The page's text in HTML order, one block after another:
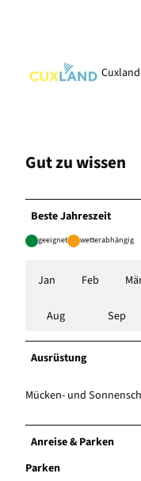
Gut zu wissen
Beste Jahreszeit
geeignet wetterabhängig
Jan Feb
Aug Sep
Ausrüstung
Mücken- und
Anreise & Parken
Parken